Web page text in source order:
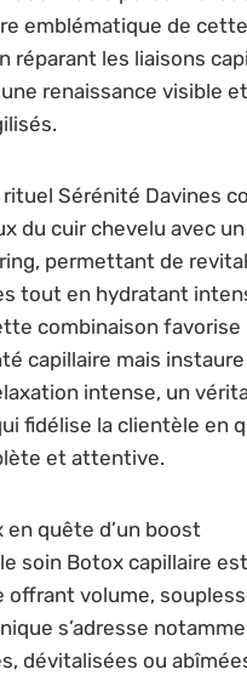
emblématique de cette
réparant les liaisons
renaissance visible
Sérénité Davines
du cuir chevelu avec
permettant de
tout en hydratant
combinaison favorise
capillaire mais
intense, un
fidélise la clientèle en
et attentive.
en quête d’un boost
soin Botox capillaire
offrant volume,
s’adresse
dévitalisées ou